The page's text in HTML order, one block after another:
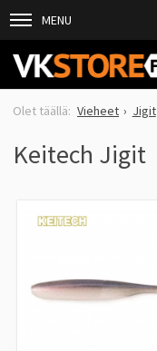
MENU
Vieheet Jigit
Keitech Jigit